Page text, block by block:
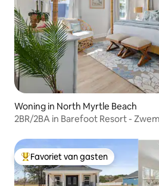
Woning in North Myrtle Beach
2BR/2BA in Barefoot Resort -
Topfavoriet van gasten
Favoriet van gasten